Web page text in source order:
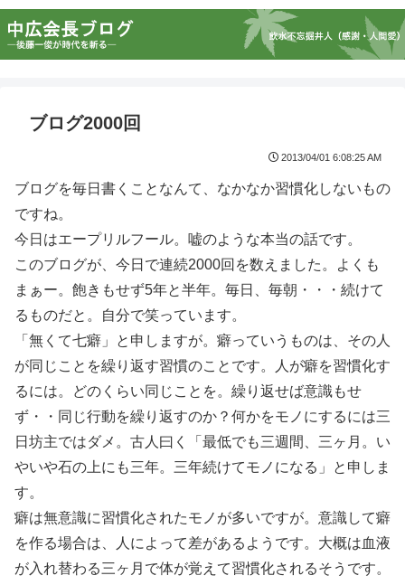
ブログ2000回
2013/04/01 6:08:25 AM
ブログを毎日書くことなんて、なかなか習慣化しないもの
ですね。
今日はエープリルフール。嘘のような本当の話です。
このブログが、今日で連続2000回を数えました。よくも
まぁー。飽きもせず5年と半年。毎日、毎朝・・・続けて
るものだと。自分で笑っています。
「無くて七癖」と申しますが。癖っていうものは、その人
が同じことを繰り返す習慣のことです。人が癖を習慣化す
るには。どのくらい同じことを。繰り返せば意識もせ
ず・・同じ行動を繰り返すのか？何かをモノにするには三
日坊主ではダメ。古人曰く「最低でも三週間、三ヶ月。い
やいや石の上にも三年。三年続けてモノになる」と申しま
す。
癖は無意識に習慣化されたモノが多いですが。意識して癖
を作る場合は、人によって差があるようです。大概は血液
が入れ替わる三ヶ月で体が覚えて習慣化されるそうです。